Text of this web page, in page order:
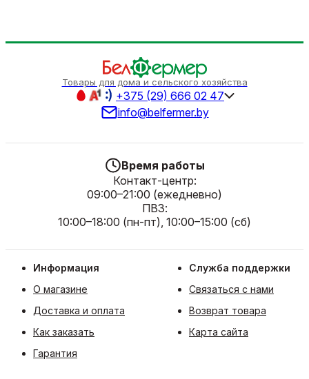
Товары для дома и сельского хозяйства
+375 (29) 666 02 47
info@belfermer.by
Время работы
Контакт-центр:
09:00–21:00 (ежедневно)
ПВЗ:
10:00–18:00 (пн-пт), 10:00–15:00 (сб)
Информация
О магазине
Доставка и оплата
Как заказать
Гарантия
Служба поддержки
Связаться с нами
Возврат товара
Карта сайта